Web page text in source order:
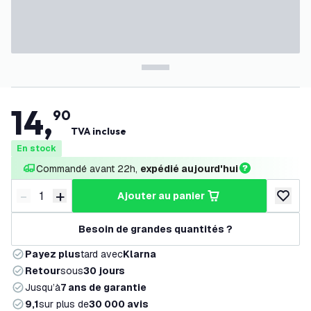
14,90
TVA incluse
En stock
Commandé avant 22h, expédié aujourd'hui
Diminuer la quantité
- Augmenter la quantité
+ ajouter au panier
Besoin de grandes quantités ?
Payez plustard avecKlarna
Retoursous30 jours
Jusqu’à7 ans de garantie
9,1sur plus de30 000 avis